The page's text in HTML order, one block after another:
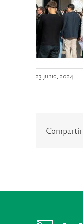
23 junio, 2024
Compartir